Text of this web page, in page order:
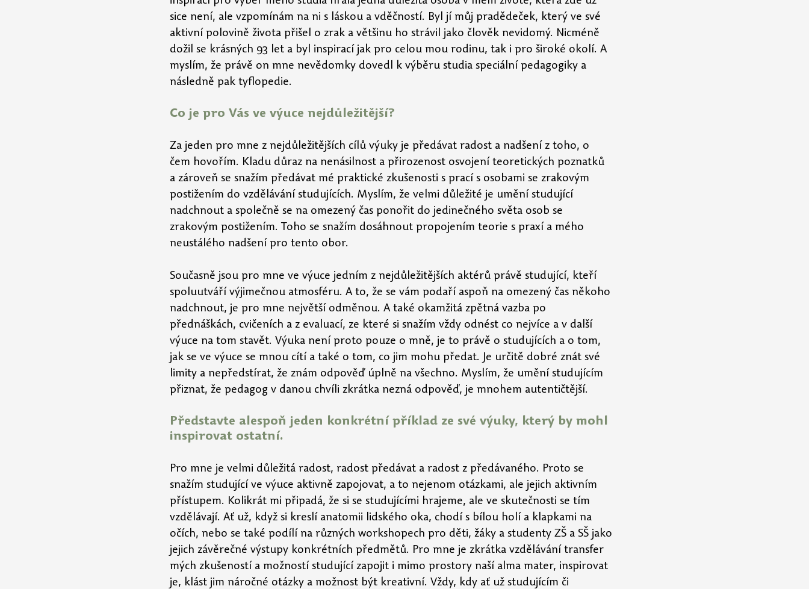
sice není, ale vzpomínám na ni s láskou a vděčností. Byl jí můj pradědeček, který ve své
aktivní polovině života přišel o zrak a většinu ho strávil jako člověk nevidomý. Nicméně
dožil se krásných 93 let a byl inspirací jak pro celou mou rodinu, tak i pro široké okolí. A
myslím, že právě on mne nevědomky dovedl k výběru studia speciální pedagogiky a
následně pak tyflopedie.
Co je pro Vás ve výuce nejdůležitější?
Za jeden pro mne z nejdůležitějších cílů výuky je předávat radost a nadšení z toho, o
čem hovořím. Kladu důraz na nenásilnost a přirozenost osvojení teoretických poznatků
a zároveň se snažím předávat mé praktické zkušenosti s prací s osobami se zrakovým
postižením do vzdělávání studujících. Myslím, že velmi důležité je umění studující
nadchnout a společně se na omezený čas ponořit do jedinečného světa osob se
zrakovým postižením. Toho se snažím dosáhnout propojením teorie s praxí a mého
neustálého nadšení pro tento obor.
Současně jsou pro mne ve výuce jedním z nejdůležitějších aktérů právě studující, kteří
spoluutváří výjimečnou atmosféru. A to, že se vám podaří aspoň na omezený čas někoho
nadchnout, je pro mne největší odměnou. A také okamžitá zpětná vazba po
přednáškách, cvičeních a z evaluací, ze které si snažím vždy odnést co nejvíce a v další
výuce na tom stavět. Výuka není proto pouze o mně, je to právě o studujících a o tom,
jak se ve výuce se mnou cítí a také o tom, co jim mohu předat. Je určitě dobré znát své
limity a nepředstírat, že znám odpověď úplně na všechno. Myslím, že umění studujícím
přiznat, že pedagog v danou chvíli zkrátka nezná odpověď, je mnohem autentičtější.
Představte alespoň jeden konkrétní příklad ze své výuky, který by mohl
inspirovat ostatní.
Pro mne je velmi důležitá radost, radost předávat a radost z předávaného. Proto se
snažím studující ve výuce aktivně zapojovat, a to nejenom otázkami, ale jejich aktivním
přístupem. Kolikrát mi připadá, že si se studujícími hrajeme, ale ve skutečnosti se tím
vzdělávají. Ať už, když si kreslí anatomii lidského oka, chodí s bílou holí a klapkami na
očích, nebo se také podílí na různých workshopech pro děti, žáky a studenty ZŠ a SŠ jako
jejich závěrečné výstupy konkrétních předmětů. Pro mne je zkrátka vzdělávání transfer
mých zkušeností a možností studující zapojit i mimo prostory naší alma mater, inspirovat
je, klást jim náročné otázky a možnost být kreativní. Vždy, kdy ať už studujícím či